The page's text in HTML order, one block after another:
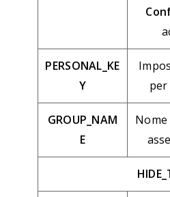
PERSONAL_KE
Y
GROUP_NAM
E